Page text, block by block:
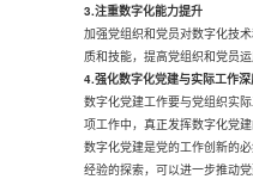
3.注重数字化能力提升
加强党组织和党员对数字化技
质和技能，提高党组织和党员
4.强化数字化党建与实际工作
数字化党建工作要与党组织实
项工作中，真正发挥数字化党建
数字化党建是党的工作创新的
经验的探索，可以进一步推动